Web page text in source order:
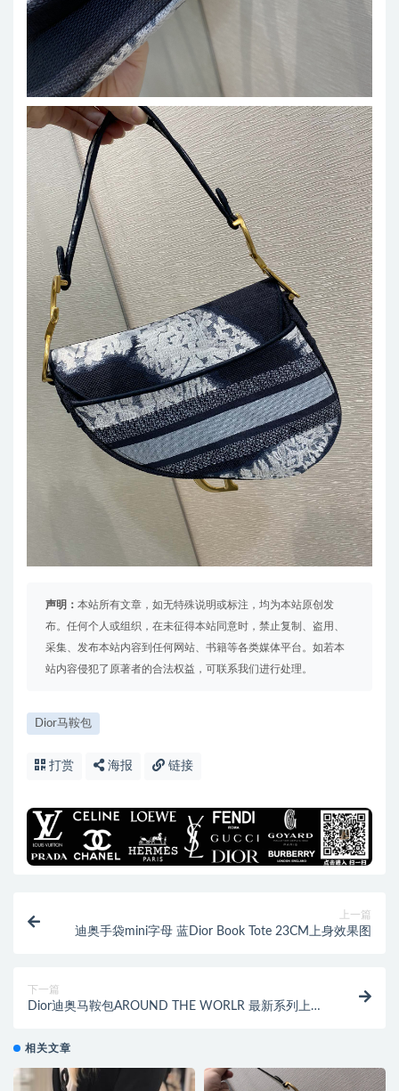
声明： 本站所有文章，如无特殊说明或标注，均为本站原创发
布。任何个人或组织，在未征得本站同意时，禁止复制、盗用、
采集、发布本站内容到任何网站、书籍等各类媒体平台。如若本
站内容侵犯了原著者的合法权益，可联系我们进行处理。
Dior马鞍包
打赏 海报 链接
上一篇
迪奥手袋mini字母 蓝Dior Book Tote 23CM上身效果图
下一篇
Dior迪奥马鞍包AROUND THE WORLR 最新系列上身
相关文章